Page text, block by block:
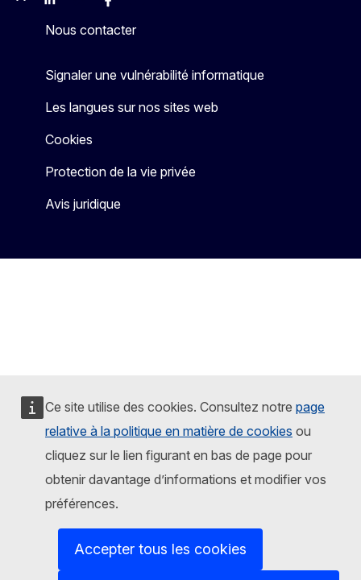
Ce site utilise des cookies. Consultez notre page
relative à la politique en matière de cookies ou
cliquez sur le lien figurant en bas de page pour
obtenir davantage d’informations et modifier vos
préférences.
Accepter tous les cookies
MastodonLinkedInBlueskyFacebook
Nous contacter
Signaler une vulnérabilité informatique
Les langues sur nos sites web
Cookies
Protection de la vie privée
Avis juridique